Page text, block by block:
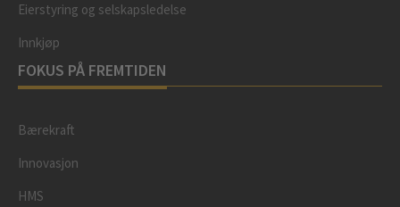
Eierstyring og selskapsledelse
Innkjøp
FOKUS PÅ FREMTIDEN
Bærekraft
Innovasjon
HMS